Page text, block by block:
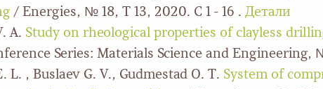
/ Energies, № 18, Т 13, 2020. С 1 - 16 . Детали
A. Study on rheological properties of clayless
Series: Materials Science and Engineering,
L. , Buslaev G. V., Gudmestad O. T. System of